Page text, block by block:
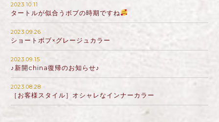
2023.10.11
タートルが似合うボブの時期ですね
2023.09.26
ショートボブ×グレージュカラー
2023.09.15
♪新開china復帰のお知らせ♪
2023.08.28
［お客様スタイル］オシャレなインナーカラー